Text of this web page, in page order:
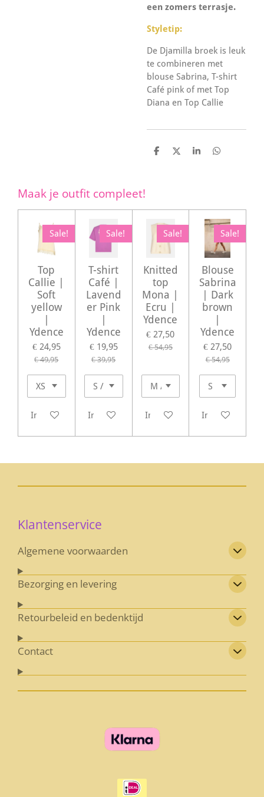
een zomers terrasje.
Styletip:
De Djamilla broek is leuk
te combineren met
blouse Sabrina, T-shirt
Café pink of met Top
Diana en Top Callie
D
D
S
D
Maak je outfit compleet!
Sale!
Top
Callie |
Soft
yellow
Ydence
€ 24,95
€ 49,95
In winkelwagen
Sale!
T-shirt
Café |
Lavend
er Pink
Ydence
€ 19,95
€ 39,95
In winkelwagen
Sale!
Knitted
top
Mona |
Ecru |
Ydence
€ 27,50
€ 54,95
In winkelwagen
Sale!
Blouse
Sabrina
| Dark
brown
Ydence
€ 27,50
€ 54,95
In winkelwagen
Klantenservice
Algemene voorwaarden
Bezorging en levering
Retourbeleid en bedenktijd
Contact